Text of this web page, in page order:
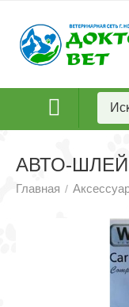
АВТО-
Главная /